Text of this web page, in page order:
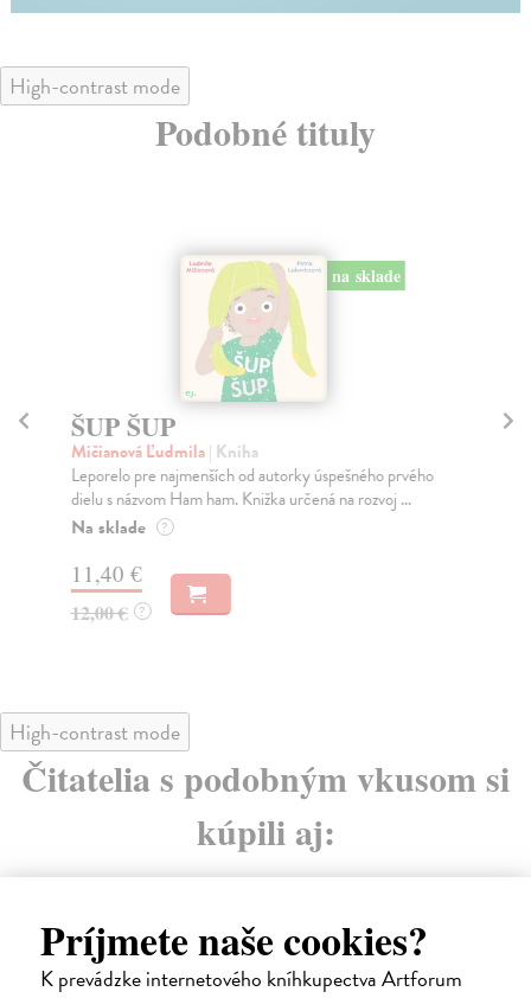
Príjmete naše cookies?
K prevádzke internetového kníhkupectva Artforum
High-contrast mode
Podobné tituly
na sklade
ŠUP ŠUP
Mičianová Ľudmila| Kniha
Leporelo pre najmenších od autorky úspešného prvého
dielu s názvom Ham ham. Knižka určená na rozvoj ...
Na sklade ?
11,40 €
12,00 € ?
High-contrast mode
Čitatelia s podobným vkusom si
kúpili aj: